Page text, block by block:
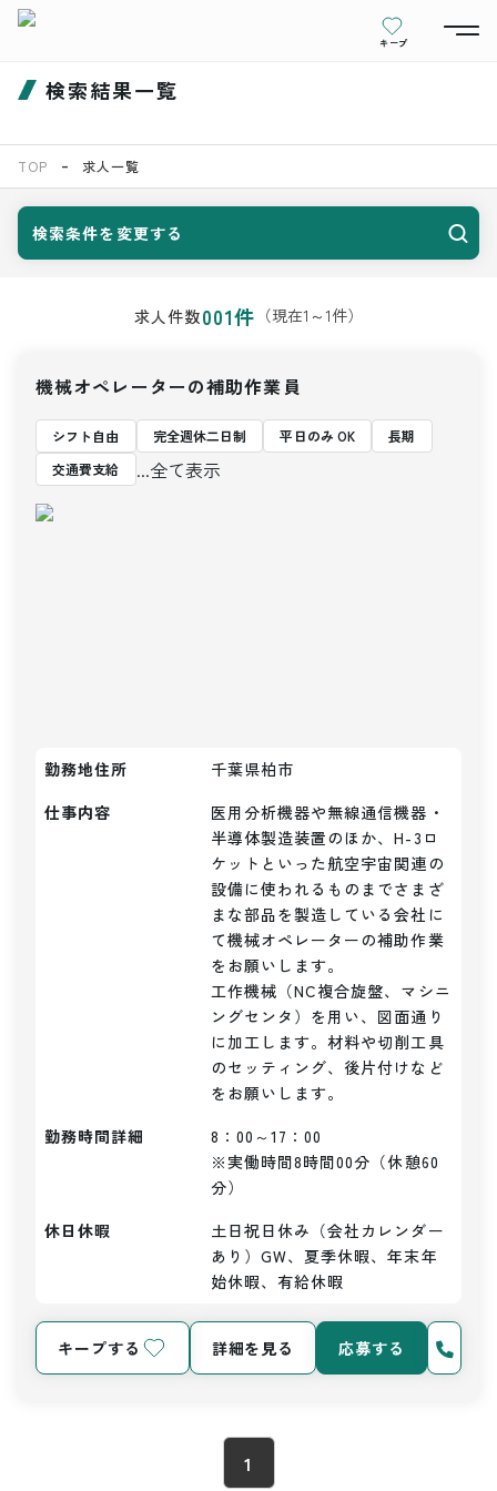
キープ
検索結果一覧
TOP 求人一覧
検索条件を変更する
求人件数001件 （現在1 ～1件）
機械オペレーターの補助作業員
シフト自由 完全週休二日制 平日のみ OK
長期
交通費支給
...全て表示
勤務地住所
千葉県柏市
仕事内容
医用分析機器や無線通信機器・
半導体製造装置のほか、H-3ロ
ケットといった航空宇宙関連の
設備に使われるものまでさまざ
まな部品を製造している会社に
て機械オペレーターの補助作業
をお願いします。
工作機械（NC複合旋盤、マシニ
ングセンタ）を用い、図面通り
に加工します。材料や切削工具
のセッティング、後片付けなど
をお願いします。
勤務時間詳細
8：00～17：00
※実働時間8時間00分（休憩60
分）
休日休暇
土日祝日休み（会社カレンダー
あり）GW、夏季休暇、年末年
始休暇、有給休暇
キープする 詳細を見る 応募する
1